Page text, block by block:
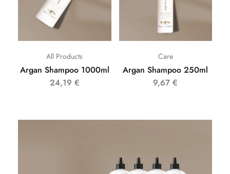
All Products
Argan Shampoo 1000ml
24,19 €
Care
Argan Shampoo 250ml
9,67€